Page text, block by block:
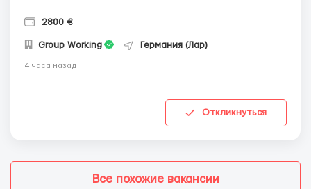
2800 €
Group Working Германия (Лар)
4 часа назад
Откликнуться
Все похожие вакансии